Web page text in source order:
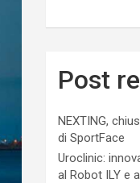
Post
NEXTING,
di SportFace
Uroclinic:
al Robot ILY e